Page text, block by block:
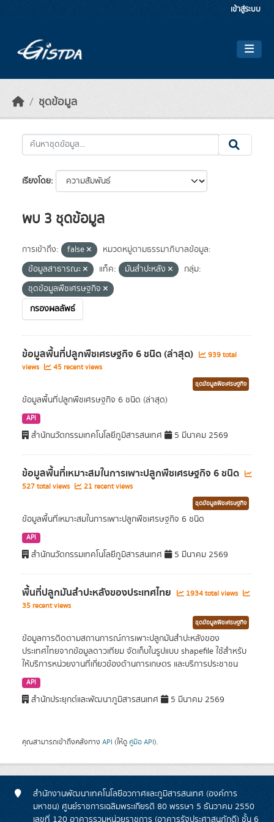
เข้าสู่ระบบ
ชุดข้อมูล
เรียงโดย
พบ 3 ชุดข้อมูล
การเข้าถึง: false
หมวดหมู่ตามธรรมาภิบาลข้อมูล:
ข้อมูลสาธารณะ
แท็ค: มันสำปะหลัง
กลุ่ม:
ชุดข้อมูลพืชเศรษฐกิจ
กรองผลลัพธ์
ข้อมูลพื้นที่ปลูกพืชเศรษฐกิจ 6 ชนิด (ล่าสุด)
939 total
views
45 recent views
ชุดข้อมูลพืชเศรษฐกิจ
ข้อมูลพื้นที่ปลูกพืชเศรษฐกิจ 6 ชนิด (ล่าสุด)
API
สำนักนวัตกรรมเทคโนโลยีภูมิสารสนเทศ 5 มีนาคม 2569
ข้อมูลพื้นที่เหมาะสมในการเพาะปลูกพืชเศรษฐกิจ 6 ชนิด
527 total views 21 recent views
ชุดข้อมูลพืชเศรษฐกิจ
ข้อมูลพื้นที่เหมาะสมในการเพาะปลูกพืชเศรษฐกิจ 6 ชนิด
API
สำนักนวัตกรรมเทคโนโลยีภูมิสารสนเทศ 5 มีนาคม 2569
พื้นที่ปลูกมันสำปะหลังของประเทศไทย
1934 total views
35 recent views
ชุดข้อมูลพืชเศรษฐกิจ
ข้อมูลการติดตามสถานการณ์การเพาะปลูกมันสำปะหลังของ
ประเทศไทยจากข้อมูลดาวเทียม จัดเก็บในรูปแบบ shapefile ใช้สำหรับ
ให้บริการหน่วยงานที่เกี่ยวข้องด้านการเกษตร และบริการประชาชน
API
สำนักประยุกต์และพัฒนาภูมิสารสนเทศ 5 มีนาคม 2569
คุณสามารถเข้าถึงคลังทาง API (ให้ดู คู่มือ API).
สำนักงานพัฒนาเทคโนโลยีอวกาศและภูมิสารสนเทศ (องค์การ
มหาชน) ศูนย์ราชการเฉลิมพระเกียรติ 80 พรรษา 5 ธันวาคม 2550